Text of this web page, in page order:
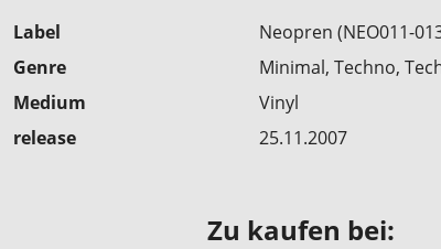
Label
Neopren (NEO011-
Genre
Minimal, Techno,
Medium
Vinyl
release
25.11.2007
Zu kaufen bei: